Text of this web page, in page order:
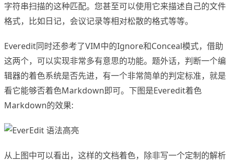
字符串扫描的这种匹配。您甚至可以使用它来描述自己的文件
格式，比如日记，会议记录等相对松散的格式等等。
Everedit同时还参考了VIM中的Ignore和Conceal模式，借助
这两个，可以实现非常多有意思的功能。题外话，判断一个编
辑器的着色系统是否先进，有一个非常简单的判定标准，就是
看它能够否着色Markdown即可。下图是Everedit着色
Markdown的效果:
从上图中可以看出，这样的文档着色，除非写一个定制的解析